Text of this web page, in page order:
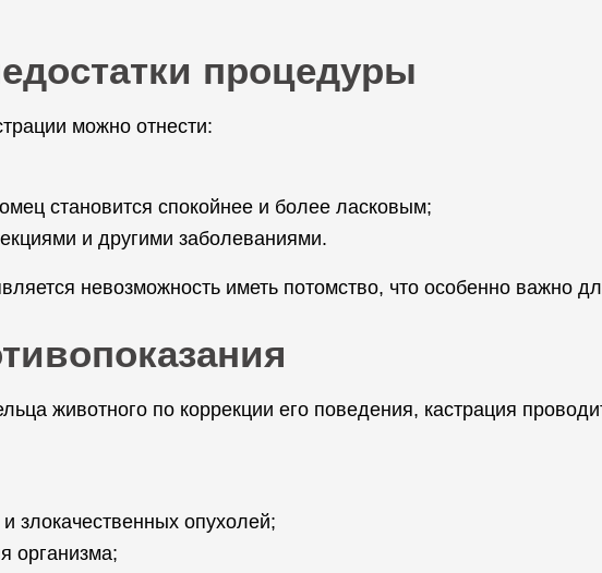
процедуры
можно отнести:
становится спокойнее и более ласковым;
и другими заболеваниями.
невозможность иметь потомство, что особенно важно
животного по коррекции его поведения, кастрация
злокачественных опухолей;
организма;